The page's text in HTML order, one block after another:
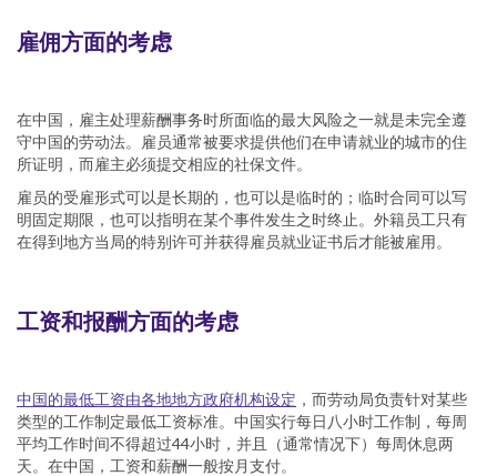
雇佣方面的考虑
在中国，雇主处理薪酬事务时所面临的最大风险之一就是未完全遵
守中国的劳动法。雇员通常被要求提供他们在申请就业的城市的住
所证明，而雇主必须提交相应的社保文件。
雇员的受雇形式可以是长期的，也可以是临时的；临时合同可以写
明固定期限，也可以指明在某个事件发生之时终止。外籍员工只有
在得到地方当局的特别许可并获得雇员就业证书后才能被雇用。
工资和报酬方面的考虑
中国的最低工资由各地地方政府机构设定 ，而劳动局负责针对某些
类型的工作制定最低工资标准。中国实行每日八小时工作制，每周
平均工作时间不得超过44小时，并且（通常情况下）每周休息两
天。在中国，工资和薪酬一般按月支付。